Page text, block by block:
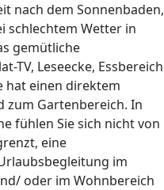
nach dem Sonnenbaden,
schlechtem Wetter in
gemütliche
TV, Leseecke, Essbereich
hat einen direktem
zum Gartenbereich. In
fühlen Sie sich nicht von
eine
im
oder im Wohnbereich